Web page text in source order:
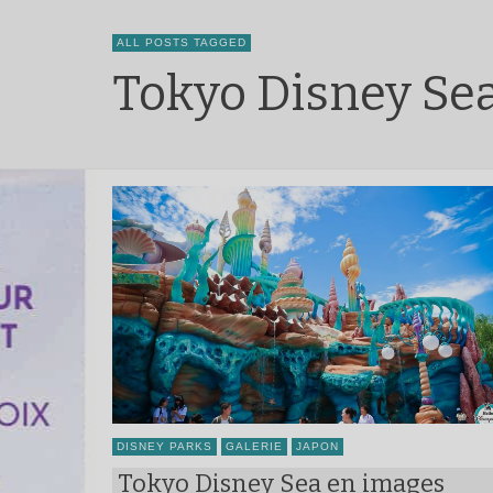
ALL POSTS TAGGED
Tokyo Disney
DISNEY PARKS GALERIE JAPON
Tokyo Disney Sea en images